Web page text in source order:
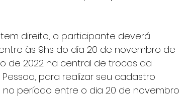
às 9hs do dia 20 de novembro de
de 2022 na central de trocas da
para realizar seu cadastro
período entre o dia 20 de novembro